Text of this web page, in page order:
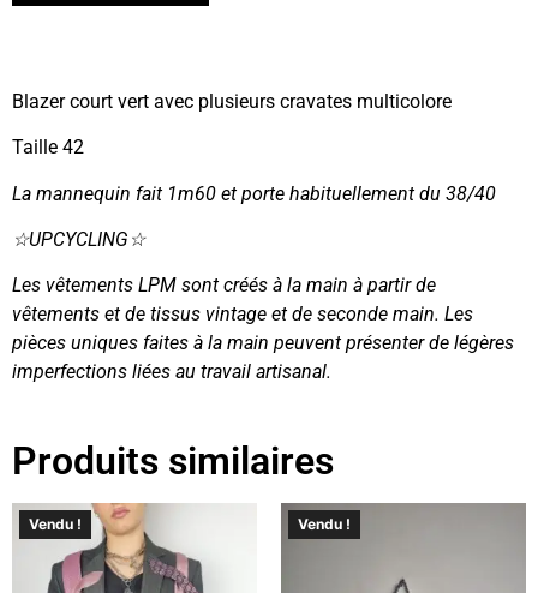
Blazer court vert avec plusieurs cravates multicolore
Taille 42
La mannequin fait 1m60 et porte habituellement du 38/40
☆UPCYCLING☆
Les vêtements LPM sont créés à la main à partir de
vêtements et de tissus vintage et de seconde main. Les
pièces uniques faites à la main peuvent présenter de légères
imperfections liées au travail artisanal.
Produits similaires
Vendu ! Vendu !